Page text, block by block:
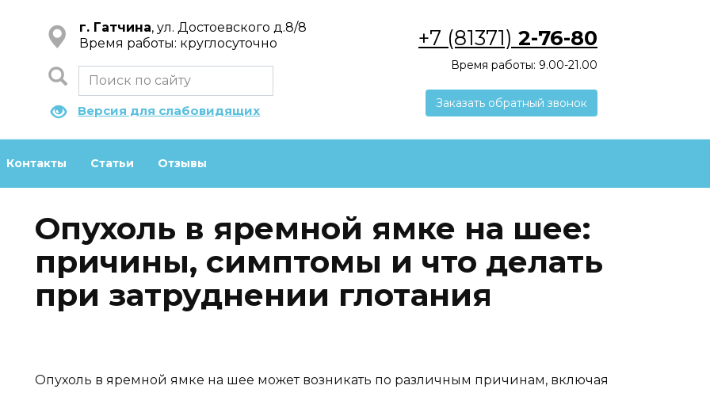
г. Гатчина, ул. Достоевского д.8/8
Время работы: круглосуточно
Версия для слабовидящих
+7 (81371) 2-76-80
Время работы: 9.00-21.00
Заказать обратный звонок
Контакты Статьи Отзывы
Опухоль в яремной ямке на шее:
причины, симптомы и что делать
при затруднении глотания
Опухоль в яремной ямке на шее может возникать по различным причинам, включая